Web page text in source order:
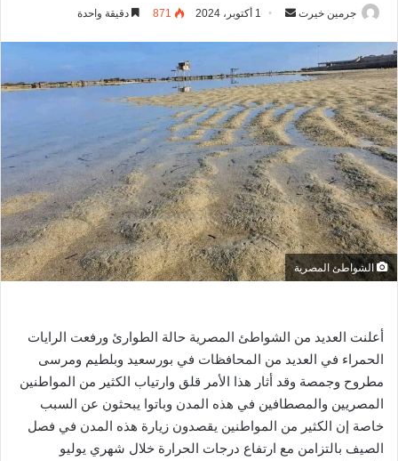
جرمين خيرت
ل
ب
ر
ي
د
إ
ل
ك
ت
ن
1 أكتوبر، 2024 871 دقيقة واحدة
الشواطئ المصرية
أعلنت العديد من الشواطئ المصرية حالة الطوارئ ورفعت الرايات
الحمراء في العديد من المحافظات في بورسعيد وبلطيم ومرسى
مطروح وجمصة وقد أثار هذا الأمر قلق وارتياب الكثير من المواطنين
المصريين والمصطافين في هذه المدن وباتوا يبحثون عن السبب
خاصة إن الكثير من المواطنين يقصدون زيارة هذه المدن في فصل
الصيف بالتزامن مع ارتفاع درجات الحرارة خلال شهري يوليو